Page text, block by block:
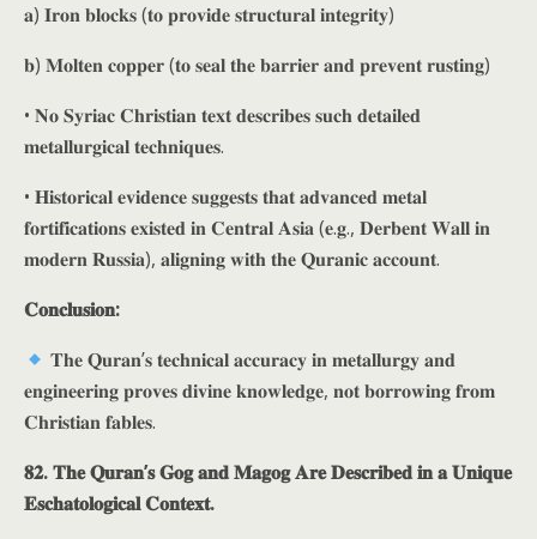
𝐚) 𝐈𝐫𝐨𝐧 𝐛𝐥𝐨𝐜𝐤𝐬 (𝐭𝐨 𝐩𝐫𝐨𝐯𝐢𝐝𝐞 𝐬𝐭𝐫𝐮𝐜𝐭𝐮𝐫𝐚𝐥 𝐢𝐧𝐭𝐞𝐠𝐫𝐢𝐭𝐲)
𝐛) 𝐌𝐨𝐥𝐭𝐞𝐧 𝐜𝐨𝐩𝐩𝐞𝐫 (𝐭𝐨 𝐬𝐞𝐚𝐥 𝐭𝐡𝐞 𝐛𝐚𝐫𝐫𝐢𝐞𝐫 𝐚𝐧𝐝 𝐩𝐫𝐞𝐯𝐞𝐧𝐭 𝐫𝐮𝐬𝐭𝐢𝐧𝐠)
• 𝐍𝐨 𝐒𝐲𝐫𝐢𝐚𝐜 𝐂𝐡𝐫𝐢𝐬𝐭𝐢𝐚𝐧 𝐭𝐞𝐱𝐭 𝐝𝐞𝐬𝐜𝐫𝐢𝐛𝐞𝐬 𝐬𝐮𝐜𝐡 𝐝𝐞𝐭𝐚𝐢𝐥𝐞𝐝
𝐦𝐞𝐭𝐚𝐥𝐥𝐮𝐫𝐠𝐢𝐜𝐚𝐥 𝐭𝐞𝐜𝐡𝐧𝐢𝐪𝐮𝐞𝐬.
• 𝐇𝐢𝐬𝐭𝐨𝐫𝐢𝐜𝐚𝐥 𝐞𝐯𝐢𝐝𝐞𝐧𝐜𝐞 𝐬𝐮𝐠𝐠𝐞𝐬𝐭𝐬 𝐭𝐡𝐚𝐭 𝐚𝐝𝐯𝐚𝐧𝐜𝐞𝐝 𝐦𝐞𝐭𝐚𝐥
𝐟𝐨𝐫𝐭𝐢𝐟𝐢𝐜𝐚𝐭𝐢𝐨𝐧𝐬 𝐞𝐱𝐢𝐬𝐭𝐞𝐝 𝐢𝐧 𝐂𝐞𝐧𝐭𝐫𝐚𝐥 𝐀𝐬𝐢𝐚 (𝐞.𝐠., 𝐃𝐞𝐫𝐛𝐞𝐧𝐭 𝐖𝐚𝐥𝐥 𝐢𝐧
𝐦𝐨𝐝𝐞𝐫𝐧 𝐑𝐮𝐬𝐬𝐢𝐚), 𝐚𝐥𝐢𝐠𝐧𝐢𝐧𝐠 𝐰𝐢𝐭𝐡 𝐭𝐡𝐞 𝐐𝐮𝐫𝐚𝐧𝐢𝐜 𝐚𝐜𝐜𝐨𝐮𝐧𝐭.
𝐂𝐨𝐧𝐜𝐥𝐮𝐬𝐢𝐨𝐧:
𝐓𝐡𝐞 𝐐𝐮𝐫𝐚𝐧’𝐬 𝐭𝐞𝐜𝐡𝐧𝐢𝐜𝐚𝐥 𝐚𝐜𝐜𝐮𝐫𝐚𝐜𝐲 𝐢𝐧 𝐦𝐞𝐭𝐚𝐥𝐥𝐮𝐫𝐠𝐲 𝐚𝐧𝐝
𝐞𝐧𝐠𝐢𝐧𝐞𝐞𝐫𝐢𝐧𝐠 𝐩𝐫𝐨𝐯𝐞𝐬 𝐝𝐢𝐯𝐢𝐧𝐞 𝐤𝐧𝐨𝐰𝐥𝐞𝐝𝐠𝐞, 𝐧𝐨𝐭 𝐛𝐨𝐫𝐫𝐨𝐰𝐢𝐧𝐠 𝐟𝐫𝐨𝐦
𝐂𝐡𝐫𝐢𝐬𝐭𝐢𝐚𝐧 𝐟𝐚𝐛𝐥𝐞𝐬.
𝟖𝟐. 𝐓𝐡𝐞 𝐐𝐮𝐫𝐚𝐧’𝐬 𝐆𝐨𝐠 𝐚𝐧𝐝 𝐌𝐚𝐠𝐨𝐠 𝐀𝐫𝐞 𝐃𝐞𝐬𝐜𝐫𝐢𝐛𝐞𝐝 𝐢𝐧 𝐚 𝐔𝐧𝐢𝐪𝐮𝐞
𝐄𝐬𝐜𝐡𝐚𝐭𝐨𝐥𝐨𝐠𝐢𝐜𝐚𝐥 𝐂𝐨𝐧𝐭𝐞𝐱𝐭.